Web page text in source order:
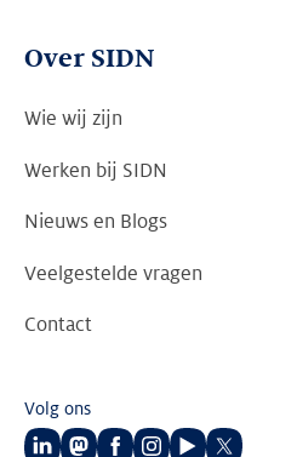
Over SIDN
Wie wij zijn
Werken bij SIDN
Nieuws en Blogs
Veelgestelde vragen
Contact
Volg ons